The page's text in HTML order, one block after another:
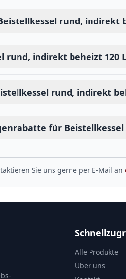
rund, indirekt
rund, indirekt beheizt 120
rund, indirekt
für
Sie uns gerne per E-Mail an
Alle Produkte
Über uns